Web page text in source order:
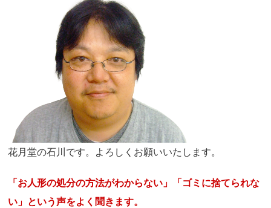
花月堂の石川です。よろしくお願いいたします。
「お人形の処分の方法がわからない」「ゴミに捨てられな
い」という声をよく聞きます。